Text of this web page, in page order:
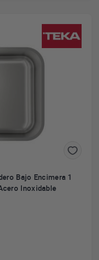
Bajo Encimera 1
Inoxidable